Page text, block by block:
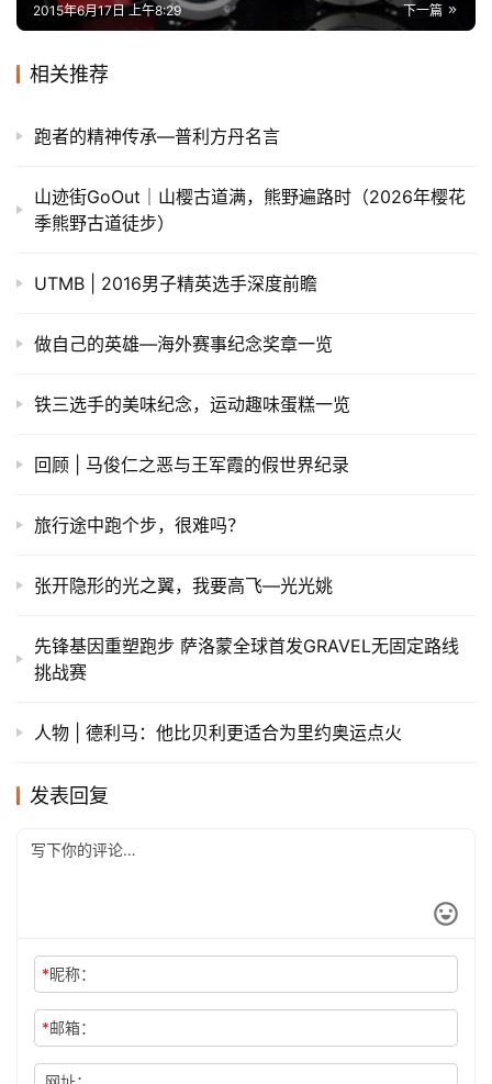
下一篇
2015年6月17日 上午8:29
相关推荐
跑者的精神传承—普利方丹名言
山迹街GoOut｜山樱古道满，熊野遍路时（2026年樱花
季熊野古道徒步）
UTMB | 2016男子精英选手深度前瞻
做自己的英雄—海外赛事纪念奖章一览
铁三选手的美味纪念，运动趣味蛋糕一览
回顾 | 马俊仁之恶与王军霞的假世界纪录
旅行途中跑个步，很难吗？
张开隐形的光之翼，我要高飞—光光姚
先锋基因重塑跑步 萨洛蒙全球首发GRAVEL无固定路线
挑战赛
人物 | 德利马：他比贝利更适合为里约奥运点火
发表回复
*昵称：
*邮箱：